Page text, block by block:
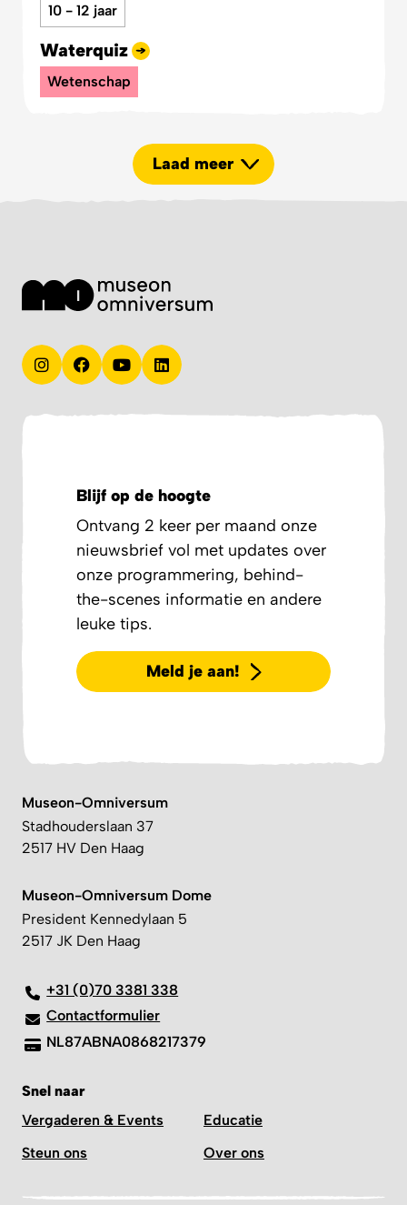
10 - 12 jaar
Waterquiz
Wetenschap
Laad meer
Blijf op de hoogte
Ontvang 2 keer per maand onze
nieuwsbrief vol met updates over
onze programmering, behind-
the-scenes informatie en andere
leuke tips.
Meld je aan!
Museon-Omniversum
Stadhouderslaan 37
2517 HV Den Haag
Museon-Omniversum Dome
President Kennedylaan 5
2517 JK Den Haag
+31 (0)70 3381 338
Contactformulier
NL87ABNA0868217379
Snel naar
Vergaderen & Events
Educatie
Steun ons
Over ons